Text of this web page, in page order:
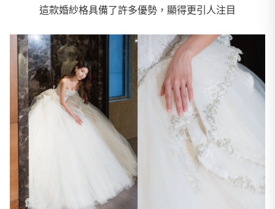
這款婚紗格具備了許多優勢，顯得更引人注目